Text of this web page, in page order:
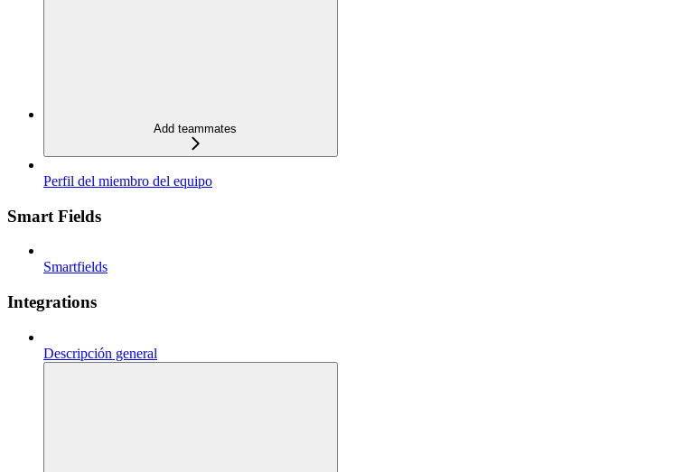
Add teammates
Perfil del miembro del equipo
Smart Fields
Smartfields
Integrations
Descripción general